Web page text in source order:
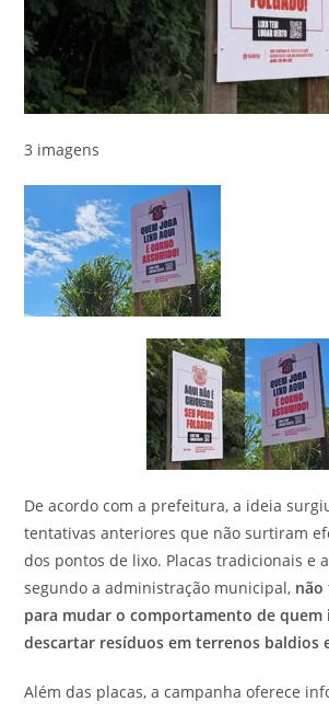
3 imagens
De acordo com a prefeitura, a ideia
tentativas anteriores que não surtiram
dos pontos de lixo. Placas tradicionais e
segundo a administração municipal, não
para mudar o comportamento de quem
descartar resíduos em terrenos baldios
Além das placas, a campanha oferece